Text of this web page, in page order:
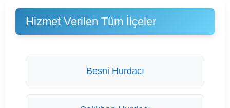
Hizmet Verilen Tüm İlçeler
Besni Hurdacı